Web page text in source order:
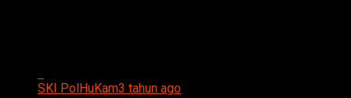
SKI PolHuKam3 tahun ago